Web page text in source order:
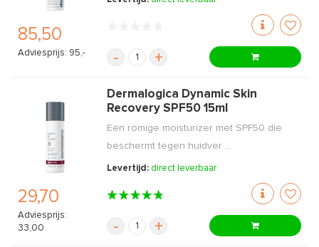
85,50
Adviesprijs: 95,- - +
29,70
Adviesprijs:
33,00
Dermalogica Dynamic Skin
Recovery SPF50 15ml
Een romige moisturizer met SPF50 die
beschermt tegen huidver ...
Levertijd: direct leverbaar
- +